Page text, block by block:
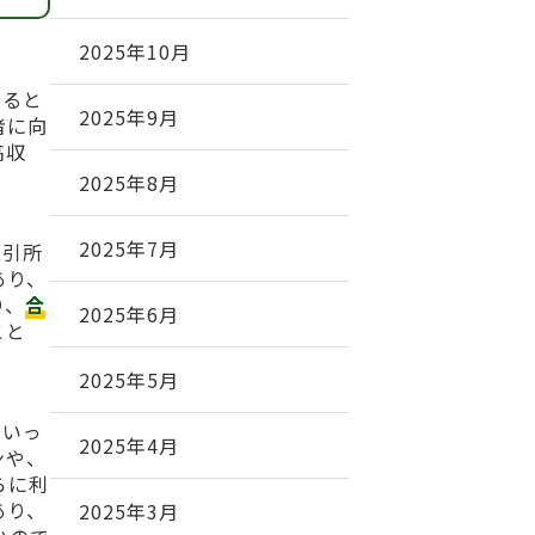
と
向
所
、
合
っ
、
に利
、
2025年10月
2025年9月
2025年8月
2025年7月
2025年6月
2025年5月
2025年4月
2025年3月